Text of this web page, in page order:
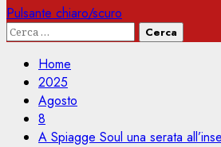
Pulsante chiaro/scuro
Ricerca
Home
2025
Agosto
8
A Spiagge Soul una serata